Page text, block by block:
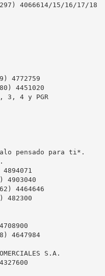
4066614/15/16/17/18
4772759
4451020
3, 4 y PGR
pensado para ti*.
4903040
4464646
482300
4647984
S.A.